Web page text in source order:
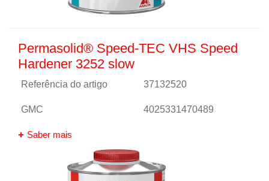
Permasolid® Speed-TEC VHS Speed
Hardener 3252 slow
Referência do artigo 37132520
GMC 4025331470489
Saber mais